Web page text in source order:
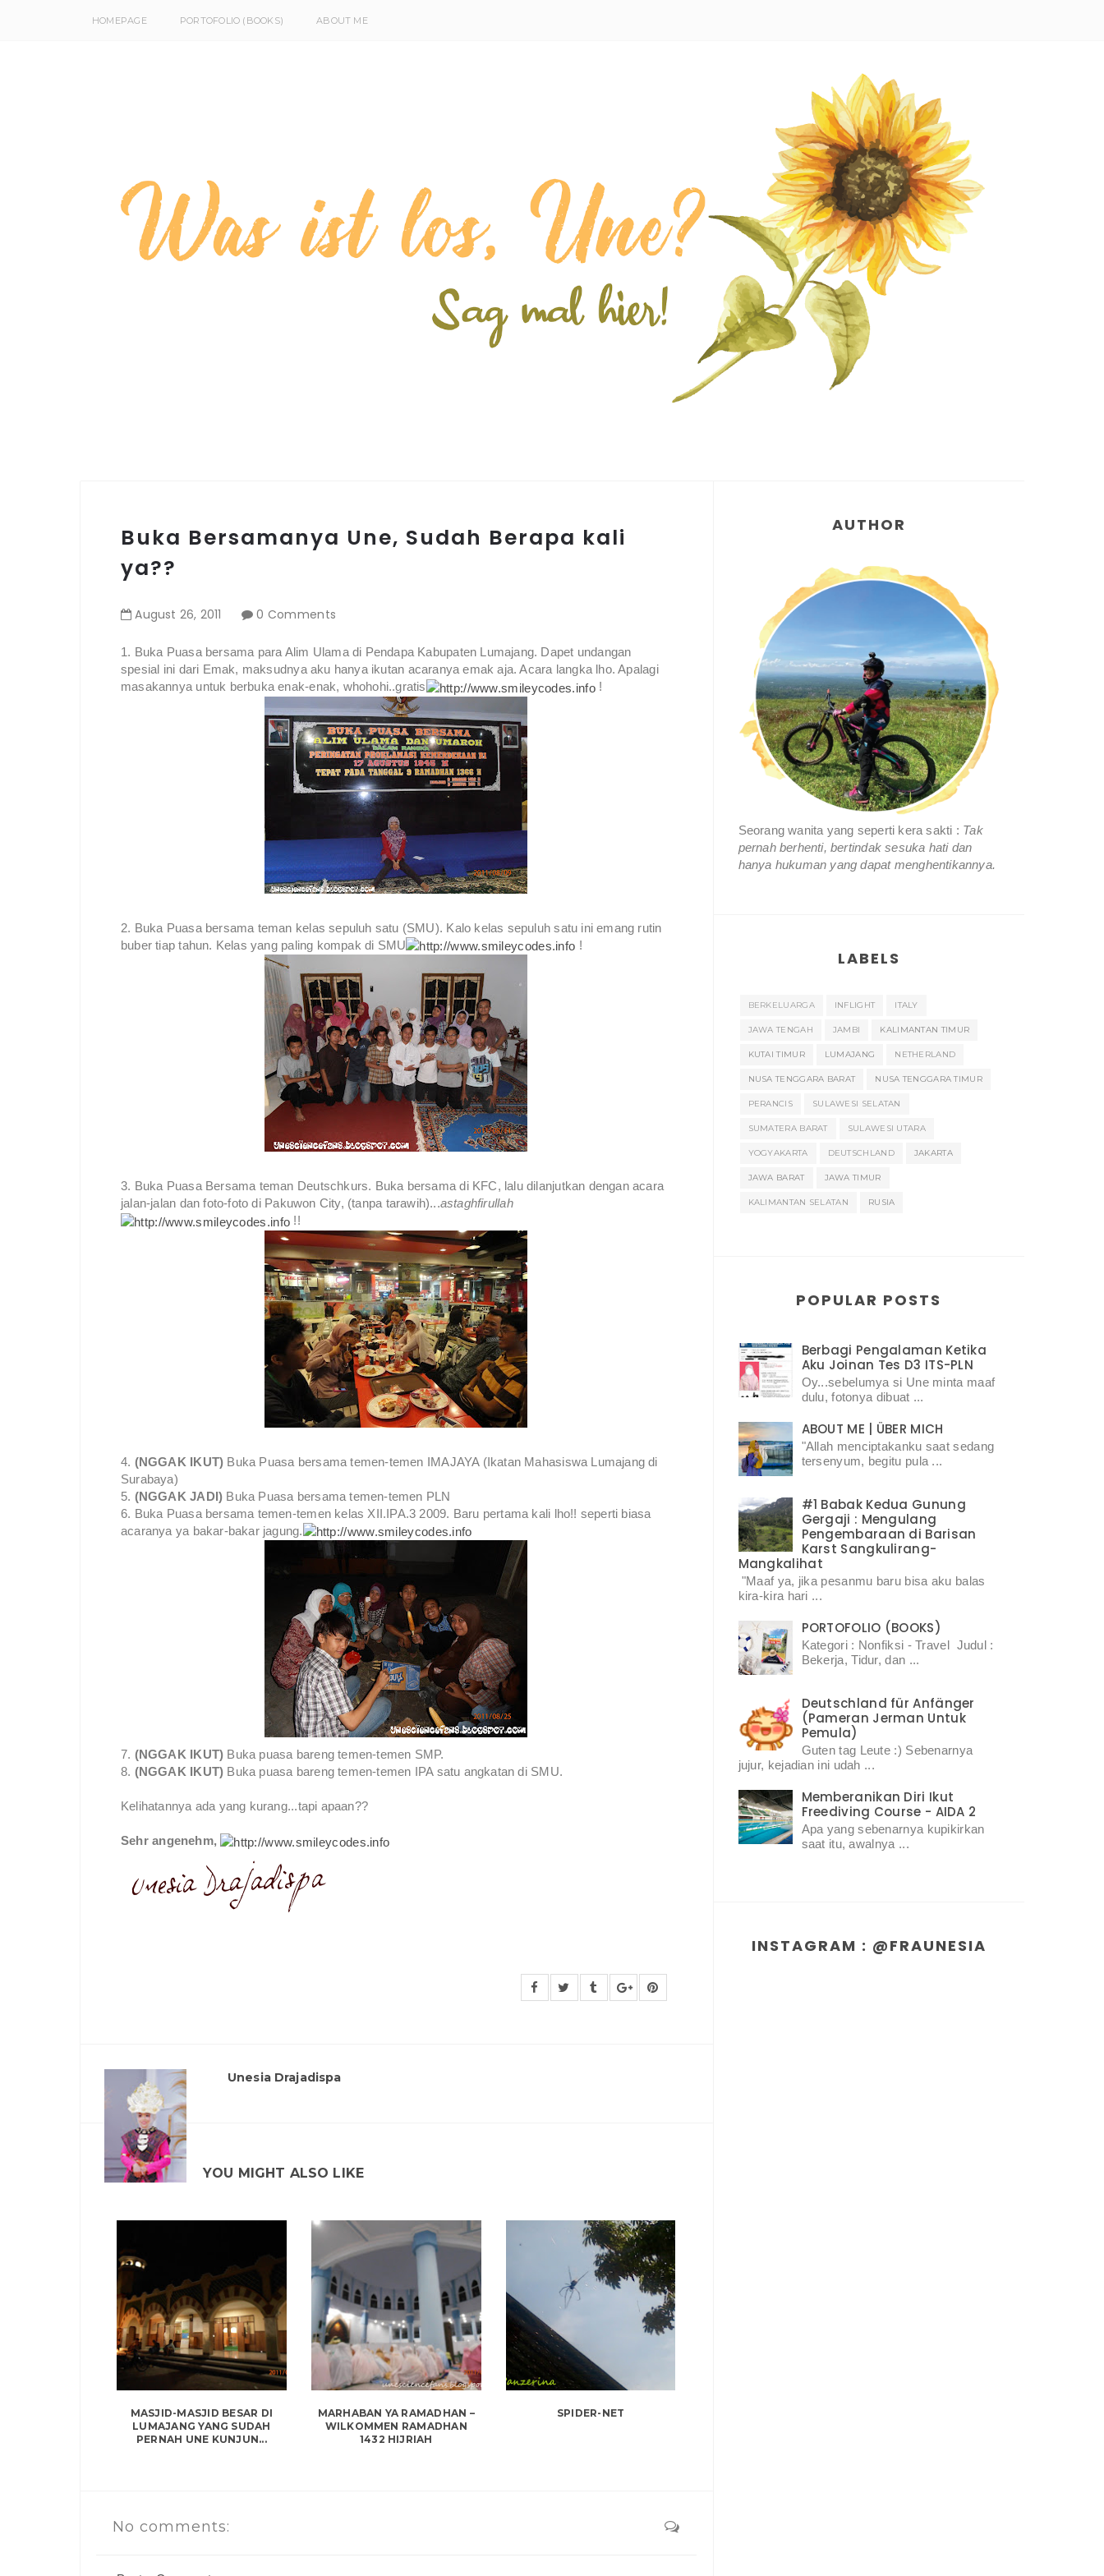
HOMEPAGE PORTOFOLIO (BOOKS) ABOUT ME
Buka Bersamanya Une, Sudah Berapa kali
ya??
August 26, 2011 0 Comments
1. Buka Puasa bersama para Alim Ulama di Pendapa Kabupaten Lumajang. Dapet undangan
spesial ini dari Emak, maksudnya aku hanya ikutan acaranya emak aja. Acara langka lho. Apalagi
masakannya untuk berbuka enak-enak, whohohi..gratis
!
2. Buka Puasa bersama teman kelas sepuluh satu (SMU). Kalo kelas sepuluh satu ini emang rutin
buber tiap tahun. Kelas yang paling kompak di SMU
!
3. Buka Puasa Bersama teman Deutschkurs. Buka bersama di KFC, lalu dilanjutkan dengan acara
jalan-jalan dan foto-foto di Pakuwon City, (tanpa tarawih)...astaghfirullah
!!
4. (NGGAK IKUT) Buka Puasa bersama temen-temen IMAJAYA (Ikatan Mahasiswa Lumajang di
Surabaya)
5. (NGGAK JADI) Buka Puasa bersama temen-temen PLN
6. Buka Puasa bersama temen-temen kelas XII.IPA.3 2009. Baru pertama kali lho!! seperti biasa
acaranya ya bakar-bakar jagung.
7. (NGGAK IKUT) Buka puasa bareng temen-temen SMP.
8. (NGGAK IKUT) Buka puasa bareng temen-temen IPA satu angkatan di SMU.
Kelihatannya ada yang kurang...tapi apaan??
Sehr angenehm,
Unesia Drajadispa
YOU MIGHT ALSO LIKE
MASJID-MASJID BESAR DI
LUMAJANG YANG SUDAH
PERNAH UNE KUNJUN...
MARHABAN YA RAMADHAN –
WILKOMMEN RAMADHAN
1432 HIJRIAH
SPIDER-NET
No comments:
AUTHOR
Seorang wanita yang seperti kera sakti : Tak
pernah berhenti, bertindak sesuka hati dan
hanya hukuman yang dapat menghentikannya.
LABELS
BERKELUARGA INFLIGHT ITALY
JAWA TENGAH JAMBI KALIMANTAN TIMUR
KUTAI TIMUR LUMAJANG NETHERLAND
NUSA TENGGARA BARAT NUSA TENGGARA TIMUR
PERANCIS SULAWESI SELATAN
SUMATERA BARAT SULAWESI UTARA
YOGYAKARTA DEUTSCHLAND JAKARTA
JAWA BARAT JAWA TIMUR
KALIMANTAN SELATAN RUSIA
POPULAR POSTS
Berbagi Pengalaman Ketika
Aku Joinan Tes D3 ITS-PLN
Oy...sebelumya si Une minta maaf
dulu, fotonya dibuat ...
ABOUT ME | ÜBER MICH
"Allah menciptakanku saat sedang
tersenyum, begitu pula ...
#1 Babak Kedua Gunung
Gergaji : Mengulang
Pengembaraan di Barisan
Karst Sangkulirang-
Mangkalihat
"Maaf ya, jika pesanmu baru bisa aku balas
kira-kira hari ...
PORTOFOLIO (BOOKS)
Kategori : Nonfiksi - Travel Judul :
Bekerja, Tidur, dan ...
Deutschland für Anfänger
(Pameran Jerman Untuk
Pemula)
Guten tag Leute :) Sebenarnya
jujur, kejadian ini udah ...
Memberanikan Diri Ikut
Freediving Course - AIDA 2
Apa yang sebenarnya kupikirkan
saat itu, awalnya ...
INSTAGRAM : @FRAUNESIA